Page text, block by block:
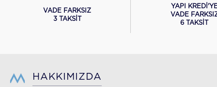
VADE FARKSIZ
3 TAKSİT
YAPI
VADE
6 TAKSİT
HAKKIMIZDA